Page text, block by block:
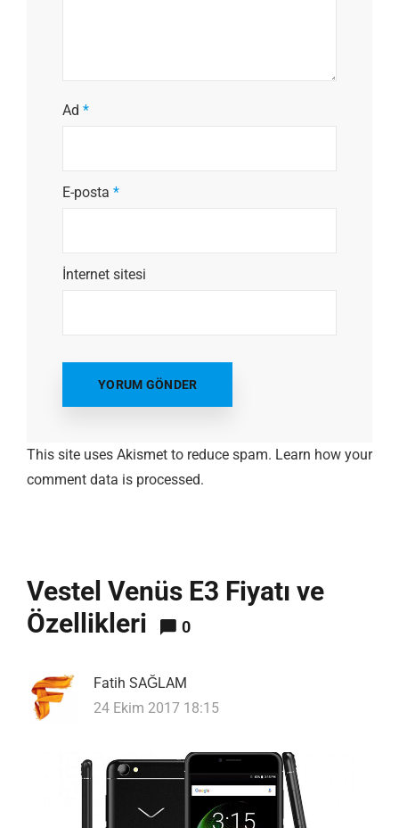
Ad *
E-posta *
İnternet sitesi
This site uses Akismet to reduce spam. Learn how your
comment data is processed.
Vestel Venüs E3 Fiyatı ve
Özellikleri
0
Fatih SAĞLAM
24 Ekim 2017 18:15